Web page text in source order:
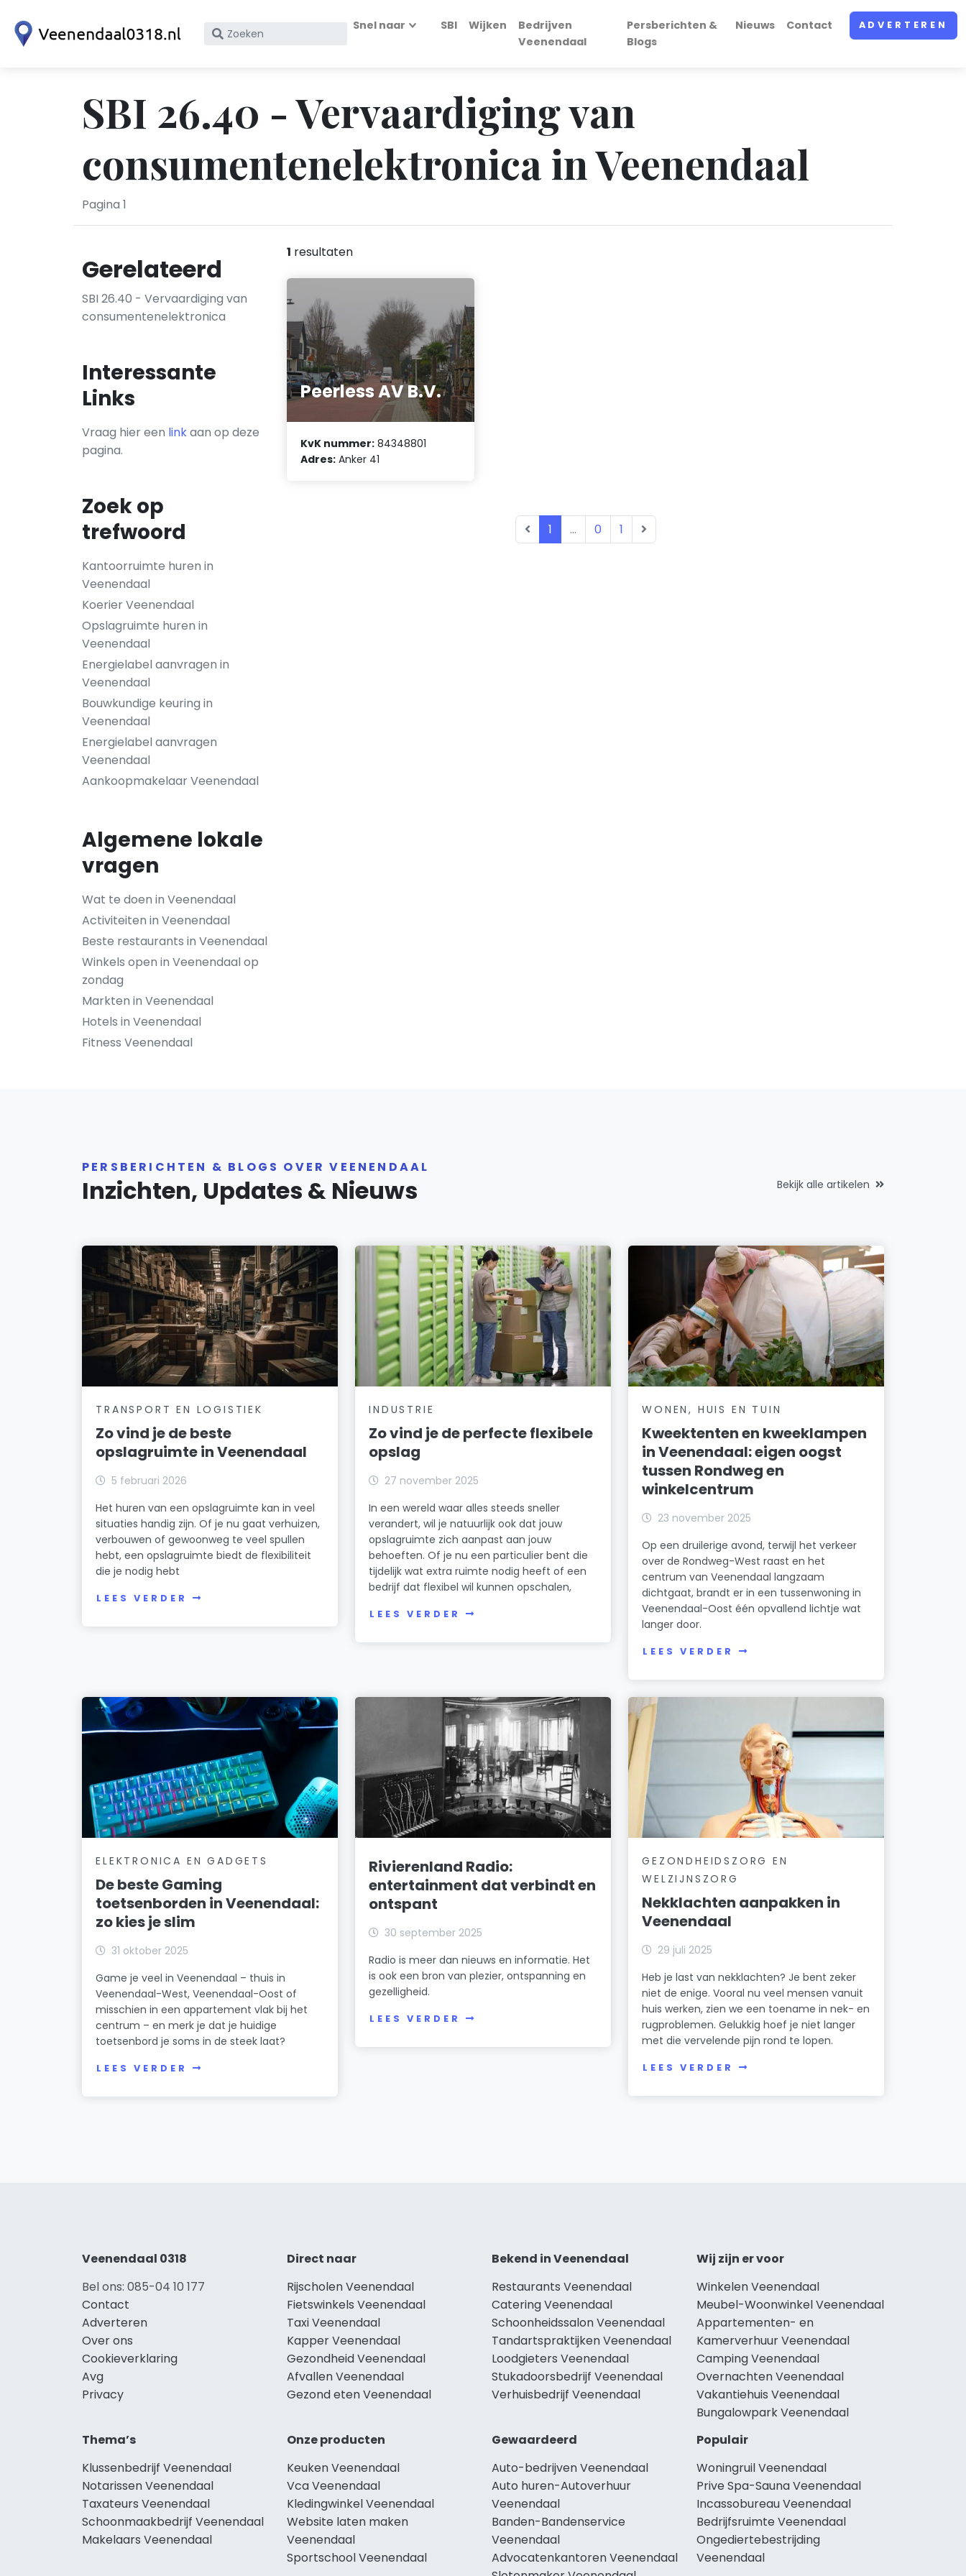
Zoek
KvK
nummer
Snel naar SBI Wijken
Bedrijven
Veenendaal
Persberichten &
Blogs
Nieuws Contact ADVERTEREN
SBI 26.40 - Vervaardiging van
consumentenelektronica in Veenendaal
Pagina 1
Gerelateerd
SBI 26.40 - Vervaardiging van
consumentenelektronica
Interessante
Links
Vraag hier een linkaan op deze
pagina.
Zoek op
trefwoord
Kantoorruimte huren in
Veenendaal
Koerier Veenendaal
Opslagruimte huren in
Veenendaal
Energielabel aanvragen in
Veenendaal
Bouwkundige keuring in
Veenendaal
Energielabel aanvragen
Veenendaal
Aankoopmakelaar Veenendaal
Algemene lokale
vragen
Wat te doen in Veenendaal
Activiteiten in Veenendaal
Beste restaurants in Veenendaal
Winkels open in Veenendaal op
zondag
Markten in Veenendaal
Hotels in Veenendaal
Fitness Veenendaal
1 resultaten
Peerless AV B.V.
KvK nummer: 84348801
Adres: Anker 41
1 ... 0 1
PERSBERICHTEN & BLOGS OVER VEENENDAAL
Inzichten, Updates & Nieuws Bekijk alle artikelen
TRANSPORT EN LOGISTIEK
Zo vind je de beste
opslagruimte in Veenendaal
5 februari 2026
Het huren van een opslagruimte kan in veel
situaties handig zijn. Of je nu gaat verhuizen,
verbouwen of gewoonweg te veel spullen
hebt, een opslagruimte biedt de flexibiliteit
die je nodig hebt
LEES VERDER
INDUSTRIE
Zo vind je de perfecte flexibele
opslag
27 november 2025
In een wereld waar alles steeds sneller
verandert, wil je natuurlijk ook dat jouw
opslagruimte zich aanpast aan jouw
behoeften. Of je nu een particulier bent die
tijdelijk wat extra ruimte nodig heeft of een
bedrijf dat flexibel wil kunnen opschalen,
LEES VERDER
WONEN, HUIS EN TUIN
Kweektenten en kweeklampen
in Veenendaal: eigen oogst
tussen Rondweg en
winkelcentrum
23 november 2025
Op een druilerige avond, terwijl het verkeer
over de Rondweg-West raast en het
centrum van Veenendaal langzaam
dichtgaat, brandt er in een tussenwoning in
Veenendaal-Oost één opvallend lichtje wat
langer door.
LEES VERDER
ELEKTRONICA EN GADGETS
De beste Gaming
toetsenborden in Veenendaal:
zo kies je slim
31 oktober 2025
Game je veel in Veenendaal – thuis in
Veenendaal-West, Veenendaal-Oost of
misschien in een appartement vlak bij het
centrum – en merk je dat je huidige
toetsenbord je soms in de steek laat?
LEES VERDER
Rivierenland Radio:
entertainment dat verbindt en
ontspant
30 september 2025
Radio is meer dan nieuws en informatie. Het
is ook een bron van plezier, ontspanning en
gezelligheid.
LEES VERDER
GEZONDHEIDSZORG EN
WELZIJNSZORG
Nekklachten aanpakken in
Veenendaal
29 juli 2025
Heb je last van nekklachten? Je bent zeker
niet de enige. Vooral nu veel mensen vanuit
huis werken, zien we een toename in nek- en
rugproblemen. Gelukkig hoef je niet langer
met die vervelende pijn rond te lopen.
LEES VERDER
Veenendaal 0318
Bel ons: 085-04 10 177
Contact
Adverteren
Over ons
Cookieverklaring
Avg
Privacy
Direct naar
Rijscholen Veenendaal
Fietswinkels Veenendaal
Taxi Veenendaal
Kapper Veenendaal
Gezondheid Veenendaal
Afvallen Veenendaal
Gezond eten Veenendaal
Bekend in Veenendaal
Restaurants Veenendaal
Catering Veenendaal
Schoonheidssalon Veenendaal
Tandartspraktijken Veenendaal
Loodgieters Veenendaal
Stukadoorsbedrijf Veenendaal
Verhuisbedrijf Veenendaal
Wij zijn er voor
Winkelen Veenendaal
Meubel-Woonwinkel Veenendaal
Appartementen- en
Kamerverhuur Veenendaal
Camping Veenendaal
Overnachten Veenendaal
Vakantiehuis Veenendaal
Bungalowpark Veenendaal
Thema’s
Klussenbedrijf Veenendaal
Notarissen Veenendaal
Taxateurs Veenendaal
Schoonmaakbedrijf Veenendaal
Makelaars Veenendaal
Onze producten
Keuken Veenendaal
Vca Veenendaal
Kledingwinkel Veenendaal
Website laten maken
Veenendaal
Sportschool Veenendaal
Gewaardeerd
Auto-bedrijven Veenendaal
Auto huren-Autoverhuur
Veenendaal
Banden-Bandenservice
Veenendaal
Advocatenkantoren Veenendaal
Populair
Woningruil Veenendaal
Prive Spa-Sauna Veenendaal
Incassobureau Veenendaal
Bedrijfsruimte Veenendaal
Ongediertebestrijding
Veenendaal